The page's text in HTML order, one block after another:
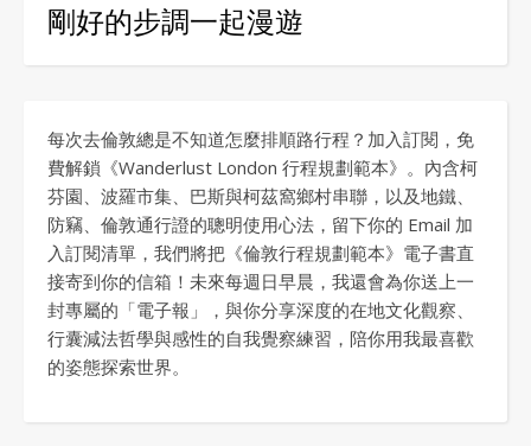
剛好的步調一起漫遊
每次去倫敦總是不知道怎麼排順路行程？加入訂閱，免
費解鎖《Wanderlust London 行程規劃範本》。內含柯
芬園、波羅市集、巴斯與柯茲窩鄉村串聯，以及地鐵、
防竊、倫敦通行證的聰明使用心法，留下你的 Email 加
入訂閱清單，我們將把《倫敦行程規劃範本》電子書直
接寄到你的信箱！未來每週日早晨，我還會為你送上一
封專屬的「電子報」，與你分享深度的在地文化觀察、
行囊減法哲學與感性的自我覺察練習，陪你用我最喜歡
的姿態探索世界。